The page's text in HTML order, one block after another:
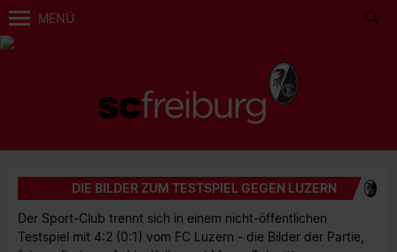
MENÜ
DIE BILDER ZUM TESTSPIEL GEGEN LUZERN
Der Sport-Club trennt sich in einem nicht-öffentlichen
Testspiel mit 4:2 (0:1) vom FC Luzern - die Bilder der Partie,